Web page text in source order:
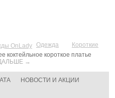
→
Одежда
Короткие
коктейльное короткое платье
НОВОСТИ И АКЦИИ